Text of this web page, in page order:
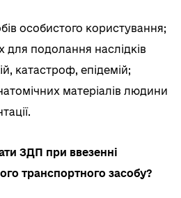
особистого користування;
для подолання наслідків
катастроф, епідемій;
матеріалів людини
ЗДП при ввезенні
транспортного засобу?